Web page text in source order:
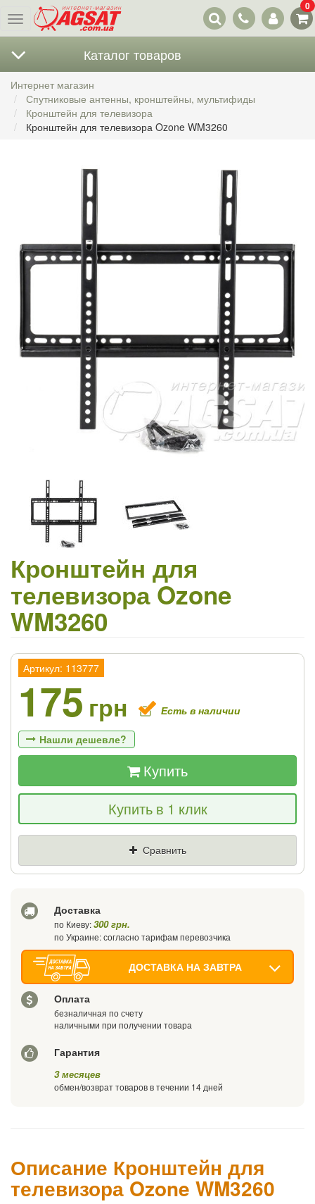
Меню
Наши
контакты
0
Каталог товаров
Интернет магазин
Спутниковые антенны, кронштейны, мультифиды
Кронштейн для телевизора
Кронштейн для телевизора Ozone WM3260
Кронштейн для
телевизора Ozone
WM3260
Артикул: 113777
175 грн Есть в наличии
Нашли дешевле?
Если Вы найдете товар дешевле - мы
снизим цену и подарим % от разницы
Купить
Купить в 1 клик
Сравнить
Доставка
по Киеву:300 грн.
по Украине: согласно тарифам перевозчика
ДОСТАВКА НА ЗАВТРА
Оплата
безналичная по счету
наличными при получении товара
Гарантия
3 месяцев
обмен/возврат товаров в течении 14 дней
Описание Кронштейн для
телевизора Ozone WM3260